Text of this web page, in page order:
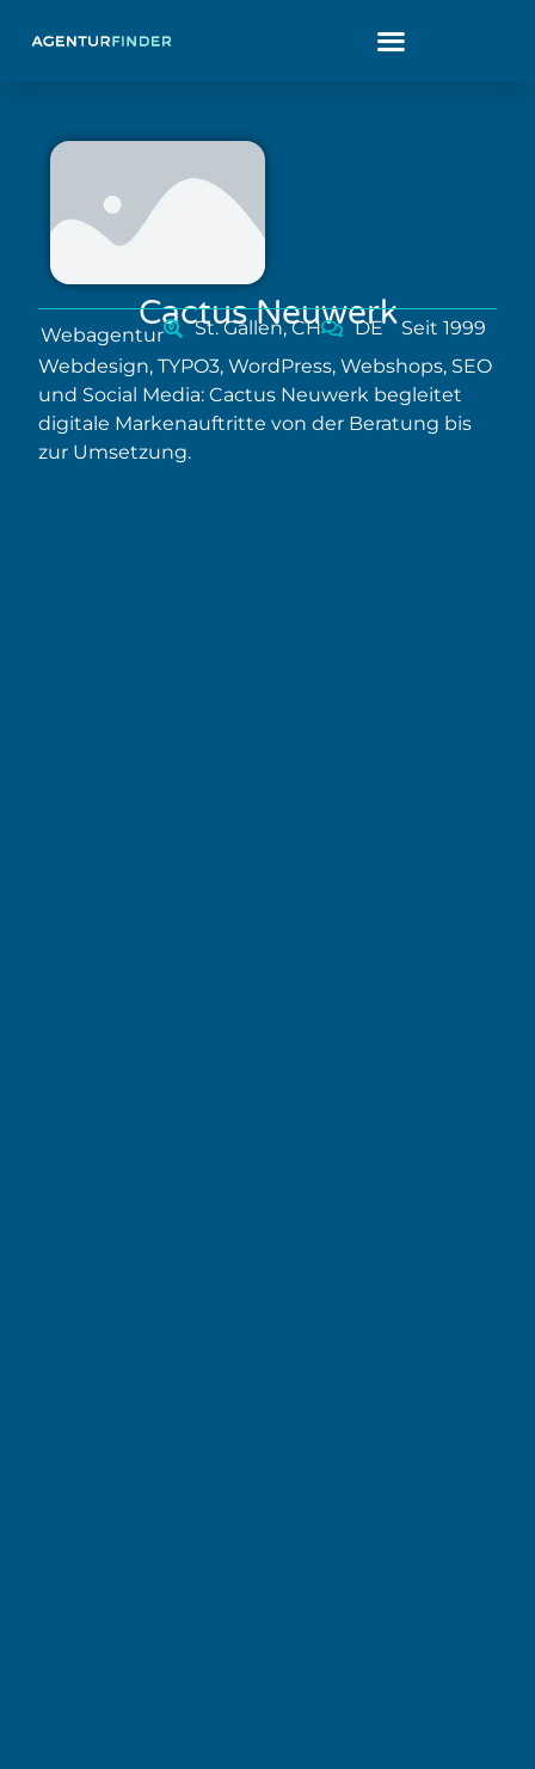
Cactus Neuwerk
Webagentur St. Gallen, CH DE
Seit 1999
Webdesign, TYPO3, WordPress, Webshops, SEO
und Social Media: Cactus Neuwerk begleitet
digitale Markenauftritte von der Beratung bis
zur Umsetzung.